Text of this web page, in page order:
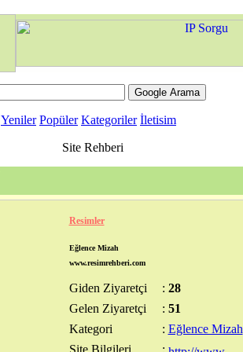
Yeniler Popüler Kategoriler İletisim
Site Rehberi
Resimler
Eğlence Mizah
www.resimrehberi.com
Giden Ziyaretçi : 28
Gelen Ziyaretçi
: 51
Kategori
: Eğlence Mizah
Site Bilgileri
: